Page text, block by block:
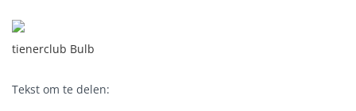
tienerclub Bulb
Tekst om te delen: